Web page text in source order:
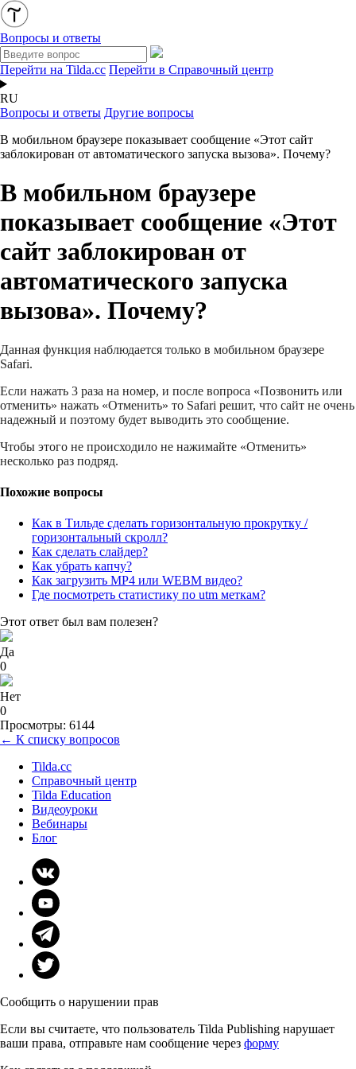
Вопросы и ответы
Перейти на Tilda.cc Перейти в Справочный центр
RU
Вопросы и ответы Другие вопросы
В мобильном браузере показывает сообщение «Этот сайт
заблокирован от автоматического запуска вызова». Почему?
В мобильном браузере
показывает сообщение «Этот
сайт заблокирован от
автоматического запуска
вызова». Почему?
Данная функция наблюдается только в мобильном браузере
Safari.​
Если нажать 3 раза на номер, и после вопроса «Позвонить или
отменить» нажать «Отменить» то Safari решит, что сайт не очень
надежный и поэтому будет выводить это сообщение.
Чтобы этого не происходило не нажимайте «Отменить»
несколько раз подряд.
Похожие вопросы
Как в Тильде сделать горизонтальную прокрутку /
горизонтальный скролл?
Как сделать слайдер?
Как убрать капчу?
Как загрузить MP4 или WEBM видео?
Где посмотреть статистику по utm меткам?
Этот ответ был вам полезен?
Да
0
Нет
0
Просмотры: 6144
← К списку вопросов
Tilda.cc
Справочный центр
Tilda Education
Видеоуроки
Вебинары
Блог
Сообщить о нарушении прав
Если вы считаете, что пользователь Tilda Publishing нарушает
ваши права, отправьте нам сообщение через форму